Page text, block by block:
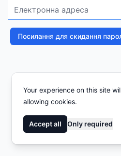
Посилання для скидання
Your experience on this site
allowing cookies.
Accept all Only required